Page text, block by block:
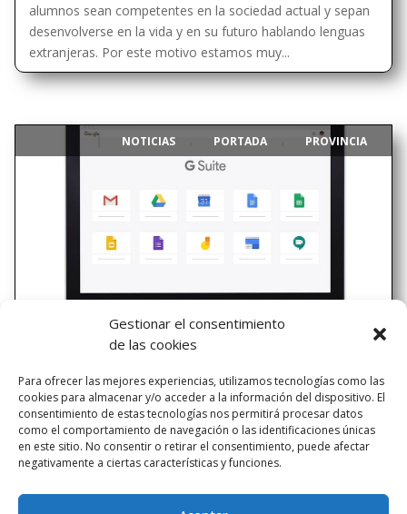
Gestionar el consentimiento
de las cookies
Para ofrecer las mejores experiencias, utilizamos tecnologías como las
cookies para almacenar y/o acceder a la información del dispositivo. El
consentimiento de estas tecnologías nos permitirá procesar datos
como el comportamiento de navegación o las identificaciones únicas
en este sitio. No consentir o retirar el consentimiento, puede afectar
negativamente a ciertas características y funciones.
alumnos sean competentes en la sociedad actual y sepan
desenvolverse en la vida y en su futuro hablando lenguas
extranjeras. Por este motivo estamos muy...
Proyecto ONE to ONE
NOTICIAS PORTADA PROVINCIA
En Escuelas Pías siempre hemos apostado por liderar el
cambio en Educación Secundaria afrontando nuevos retos
del s.XXI y dando respuestas a las necesidades actuales y
futuras. Es por eso que estamos orgullosos de anunciar